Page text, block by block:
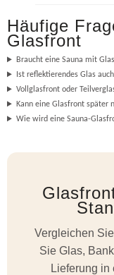
Häufige
Glasfront
Braucht eine Sauna mit
Ist reflektierendes Glas
Vollglasfront oder
Kann eine Glasfront später
Wie wird eine Sauna-
Vergleichen
Sie Glas,
Lieferung in